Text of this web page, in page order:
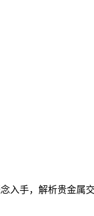
入手，解析贵金属